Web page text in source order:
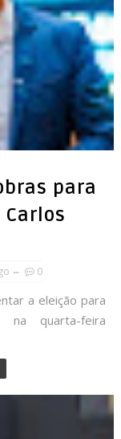
para
0
a eleição para
na quarta-feira